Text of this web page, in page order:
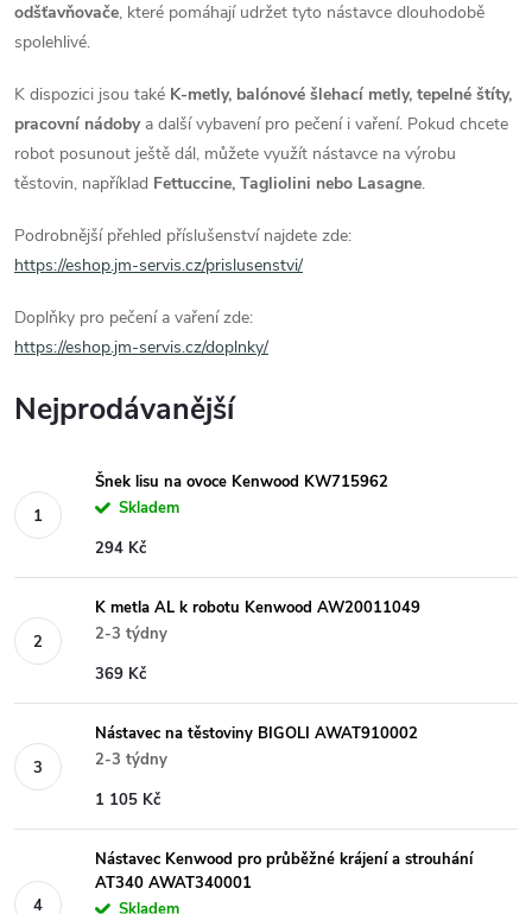
odšťavňovače, které pomáhají udržet tyto nástavce dlouhodobě
spolehlivé.
K dispozici jsou také K-metly, balónové šlehací metly, tepelné štíty,
pracovní nádobya další vybavení pro pečení i vaření. Pokud chcete
robot posunout ještě dál, můžete využít nástavce na výrobu
těstovin, například Fettuccine, Tagliolini nebo Lasagne.
Podrobnější přehled příslušenství najdete zde:
https://eshop.jm-servis.cz/prislusenstvi/
Doplňky pro pečení a vaření zde:
https://eshop.jm-servis.cz/doplnky/
Nejprodávanější
Šnek lisu na ovoce Kenwood KW715962
Skladem
294 Kč
K metla AL k robotu Kenwood AW20011049
2-3 týdny
369 Kč
Nástavec na těstoviny BIGOLI AWAT910002
2-3 týdny
1 105 Kč
Nástavec Kenwood pro průběžné krájení a strouhání
AT340 AWAT340001
Skladem